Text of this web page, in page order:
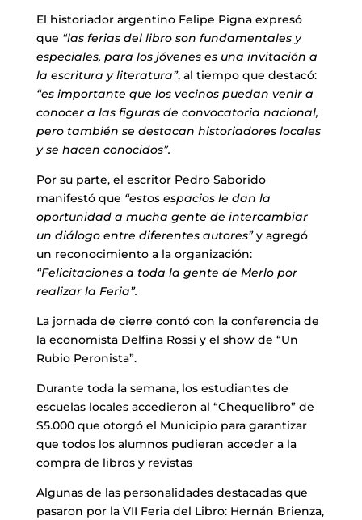
El historiador argentino Felipe Pigna expresó
que “las ferias del libro son fundamentales y
especiales, para los jóvenes es una invitación a
la escritura y literatura”, al tiempo que destacó:
“es importante que los vecinos puedan venir a
conocer a las figuras de convocatoria nacional,
pero también se destacan historiadores locales
y se hacen conocidos”.
Por su parte, el escritor Pedro Saborido
manifestó que “estos espacios le dan la
oportunidad a mucha gente de intercambiar
un diálogo entre diferentes autores”y agregó
un reconocimiento a la organización:
“Felicitaciones a toda la gente de Merlo por
realizar la Feria”.
La jornada de cierre contó con la conferencia de
la economista Delfina Rossi y el show de “Un
Rubio Peronista”.
Durante toda la semana, los estudiantes de
escuelas locales accedieron al “Chequelibro” de
$5.000 que otorgó el Municipio para garantizar
que todos los alumnos pudieran acceder a la
compra de libros y revistas
Algunas de las personalidades destacadas que
pasaron por la VII Feria del Libro: Hernán Brienza,